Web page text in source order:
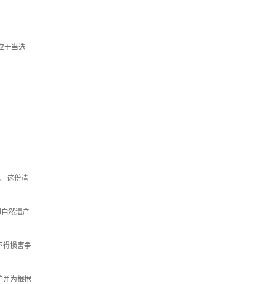
于当选
这份清
然遗产
得损害争
并为根据